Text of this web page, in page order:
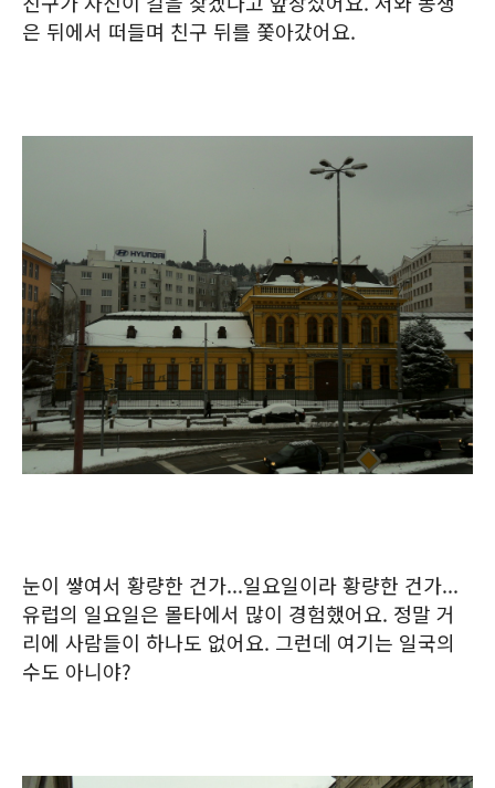
은 뒤에서 떠들며 친구 뒤를 쫓아갔어요.
눈이 쌓여서 황량한 건가...일요일이라 황량한 건가...
유럽의 일요일은 몰타에서 많이 경험했어요. 정말 거
리에 사람들이 하나도 없어요. 그런데 여기는 일국의
수도 아니야?